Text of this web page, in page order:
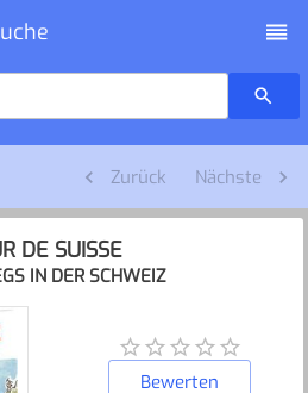
Zurück Nächste
DE SUISSE
IN DER SCHWEIZ
Bewerten